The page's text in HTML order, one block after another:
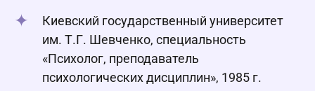
Киевский государственный университет
им. Т.Г. Шевченко, специальность
«Психолог, преподаватель
психологических дисциплин», 1985 г.